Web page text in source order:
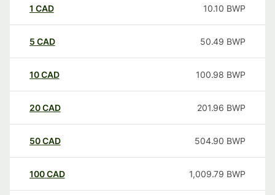
1 CAD 10.10 BWP
5 CAD 50.49 BWP
10CAD 100.98 BWP
20CAD 201.96 BWP
50CAD 504.90 BWP
100CAD 1,009.79 BWP